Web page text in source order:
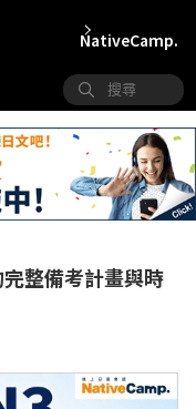
NativeCamp.
整備考計畫與時